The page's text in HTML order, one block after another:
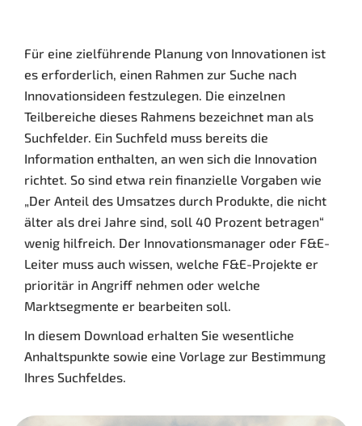
Für eine zielführende Planung von Innovationen ist
es erforderlich, einen Rahmen zur Suche nach
Innovationsideen festzulegen. Die einzelnen
Teilbereiche dieses Rahmens bezeichnet man als
Suchfelder. Ein Suchfeld muss bereits die
Information enthalten, an wen sich die Innovation
richtet. So sind etwa rein finanzielle Vorgaben wie
„Der Anteil des Umsatzes durch Produkte, die nicht
älter als drei Jahre sind, soll 40 Prozent betragen“
wenig hilfreich. Der Innovationsmanager oder F&E-
Leiter muss auch wissen, welche F&E-Projekte er
prioritär in Angriff nehmen oder welche
Marktsegmente er bearbeiten soll.
In diesem Download erhalten Sie wesentliche
Anhaltspunkte sowie eine Vorlage zur Bestimmung
Ihres Suchfeldes.